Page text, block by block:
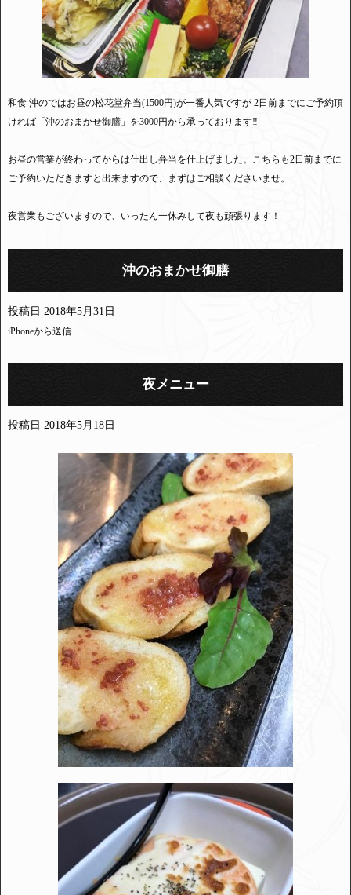
和食 沖のではお昼の松花堂弁当(1500円)が一番人気ですが 2日前までにご予約頂
ければ「沖のおまかせ御膳」を3000円から承っております‼︎
お昼の営業が終わってからは仕出し弁当を仕上げました。こちらも2日前までに
ご予約いただきますと出来ますので、まずはご相談くださいませ。
夜営業もございますので、いったん一休みして夜も頑張ります！
沖のおまかせ御膳
投稿日 2018年5月31日
iPhoneから送信
夜メニュー
投稿日 2018年5月18日